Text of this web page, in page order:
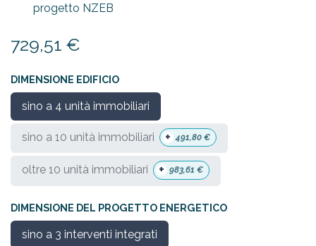
progetto NZEB
729,51 €
DIMENSIONE EDIFICIO
sino a 4 unità immobiliari
sino a 10 unità immobiliari + 491,80 €
oltre 10 unità immobiliari + 983,61 €
DIMENSIONE DEL PROGETTO ENERGETICO
sino a 3 interventi integrati